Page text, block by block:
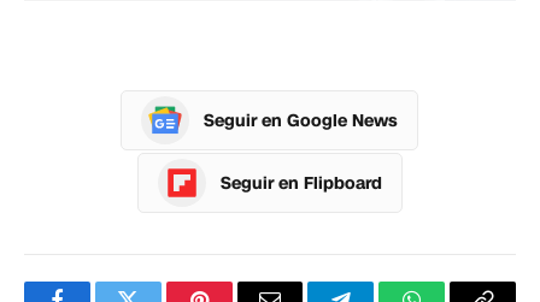
Seguir en Google News
Seguir en Flipboard